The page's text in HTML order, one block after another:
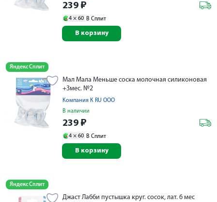
239 ₽
4 × 60 В Сплит
В корзину
Яндекс Сплит
Мал Мала Меньше соска молочная силиконовая
+3мес. №2
Компания К RU ООО
В наличии
239 ₽
4 × 60 В Сплит
В корзину
Яндекс Сплит
Джаст Лабби пустышка круг. сосок, лат. 6 мес